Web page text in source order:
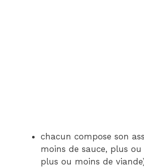
chacun compose son
moins de sauce, plus ou
plus ou moins de